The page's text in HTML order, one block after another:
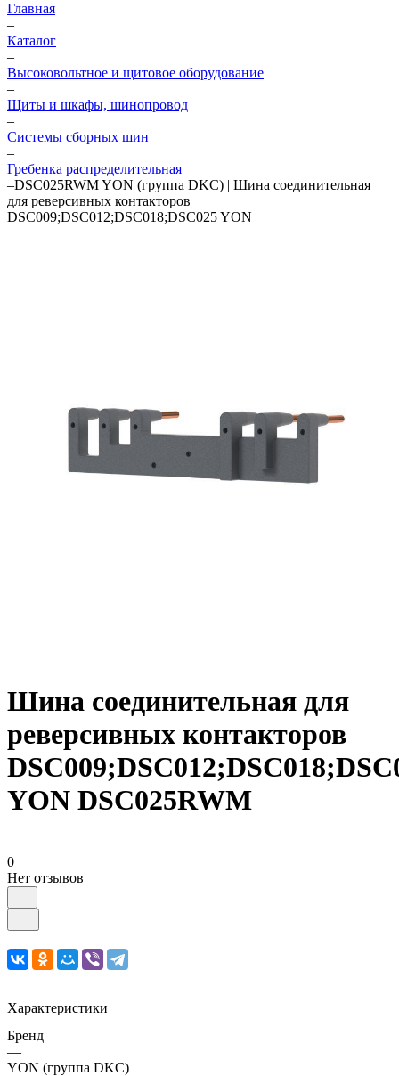
Главная
–
Каталог
–
Высоковольтное и щитовое оборудование
–
Щиты и шкафы, шинопровод
–
Системы сборных шин
–
Гребенка распределительная
–DSC025RWM YON (группа DKC) | Шина соединительная
для реверсивных контакторов
DSC009;DSC012;DSC018;DSC025 YON
Шина соединительная для
реверсивных контакторов
YON DSC025RWM
0
Нет отзывов
Характеристики
Бренд
—
YON (группа DKC)